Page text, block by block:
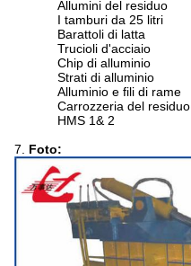
Allumini del residuo
I tamburi da 25 litri
Barattoli di latta
Trucioli d'acciaio
Chip di alluminio
Strati di alluminio
Alluminio e fili di rame
Carrozzeria del residuo
HMS 1& 2
7. Foto: